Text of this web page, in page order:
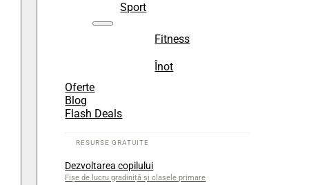
Sport
Fitness
Înot
Oferte
Blog
Flash Deals
Dezvoltarea copilului
Fișe de lucru gradiniță și clasele primare